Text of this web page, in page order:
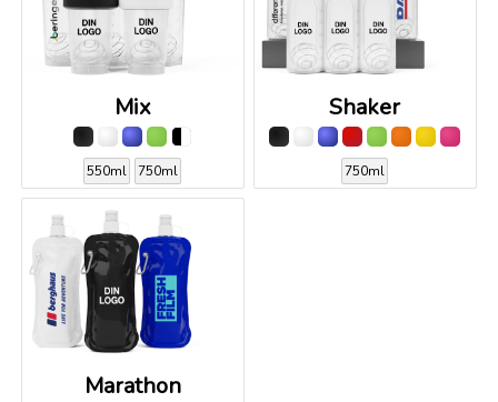
Mix
550ml 750ml
Shaker
750ml
Marathon